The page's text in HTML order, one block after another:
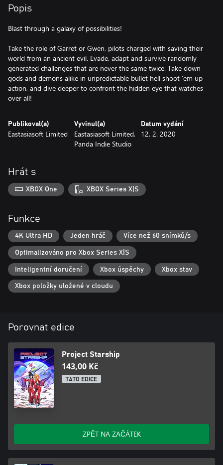
Popis
Blast through a galaxy of possibilities!
Take the role of Garret or Gwen, pilots charged with saving their
world from an ancient evil. Evade, adapt and survive randomly
generated challenges that are never the same twice. Take down
gods and demons alike in unpredictable bullet hell shoot 'em up
action, and dive deeper to confront the hidden eye that watches
over all!
Publikoval(a)
Eastasiasoft Limited
Vyvinul(a)
Eastasiasoft Limited,
Panda Indie Studio
Datum vydání
12. 2. 2020
Hrát s
XBOX One XBOX Series X|S
Funkce
4K Ultra HD Jeden hráč Více než 60 snímků/s
Optimalizováno pro Xbox Series X|S
Inteligentní doručení Xbox úspěchy Xbox stav
Xbox položky uložené v cloudu
Porovnat edice
Project Starship
143,00 Kč
TATO EDICE
ZPĚT NA ZAČÁTEK